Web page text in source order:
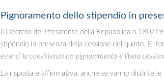
Pignoramento dello stipendio in
Il Decreto del Presidente della Repubblica n.180/
stipendio in presenza della cessione del quinto. E’
esserci la coesistenza tra pignoramento e libera
La risposta è affermativa, anche se vanno distinte